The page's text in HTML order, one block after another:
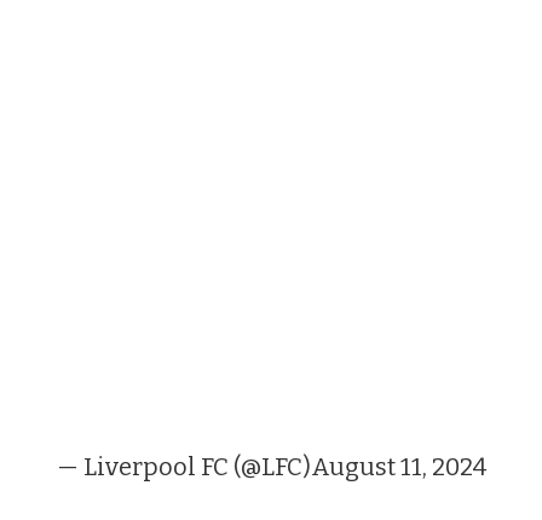
— Liverpool FC (@LFC)August 11, 2024